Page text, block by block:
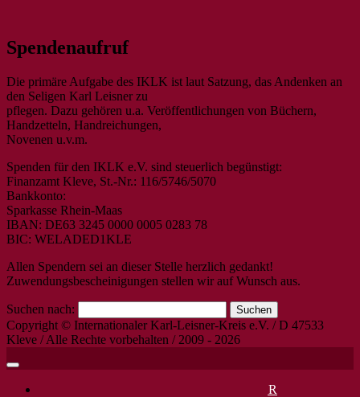
IKLK – Internationaler Karl-
Leisner-Kreis
Seligen Karl Leisner
Spendenaufruf
Die primäre Aufgabe des IKLK ist laut Satzung, das Andenken an
den Seligen Karl Leisner zu
pflegen. Dazu gehören u.a. Veröffentlichungen von Büchern,
Handzetteln, Handreichungen,
Novenen u.v.m.
Spenden für den IKLK e.V. sind steuerlich begünstigt:
Finanzamt Kleve, St.-Nr.: 116/5746/5070
Bankkonto:
Sparkasse Rhein-Maas
IBAN: DE63 3245 0000 0005 0283 78
BIC: WELADED1KLE
Allen Spendern sei an dieser Stelle herzlich gedankt!
Zuwendungsbescheinigungen stellen wir auf Wunsch aus.
Suchen nach:
Copyright © Internationaler Karl-Leisner-Kreis e.V. / D 47533
Kleve / Alle Rechte vorbehalten / 2009 - 2026
DANKAMT JUNI 2026: KARL LEISNER